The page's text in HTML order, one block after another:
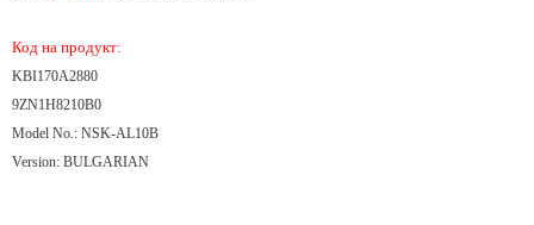
Код на продукт:
KBI170A2880
9ZN1H8210B0
Model No.: NSK-AL10B
Version: BULGARIAN